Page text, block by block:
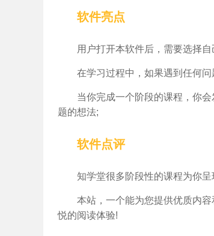
软件亮点
用户打开本软件后，需要选择
在学习过程中，如果遇到任何
当你完成一个阶段的课程，你
题的想法;
软件点评
知学堂很多阶段性的课程为你
本站，一个能为您提供优质内
悦的阅读体验!